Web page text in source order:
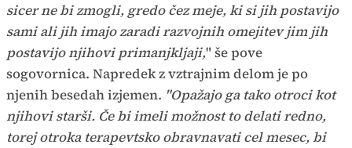
sicer ne bi zmogli, gredo čez meje, ki si jih postavijo
sami ali jih imajo zaradi razvojnih omejitev jim jih
postavijo njihovi primanjkljaji," še pove
sogovornica. Napredek z vztrajnim delom je po
njenih besedah izjemen. "Opažajo ga tako otroci kot
njihovi starši. Če bi imeli možnost to delati redno,
torej otroka terapevtsko obravnavati cel mesec, bi